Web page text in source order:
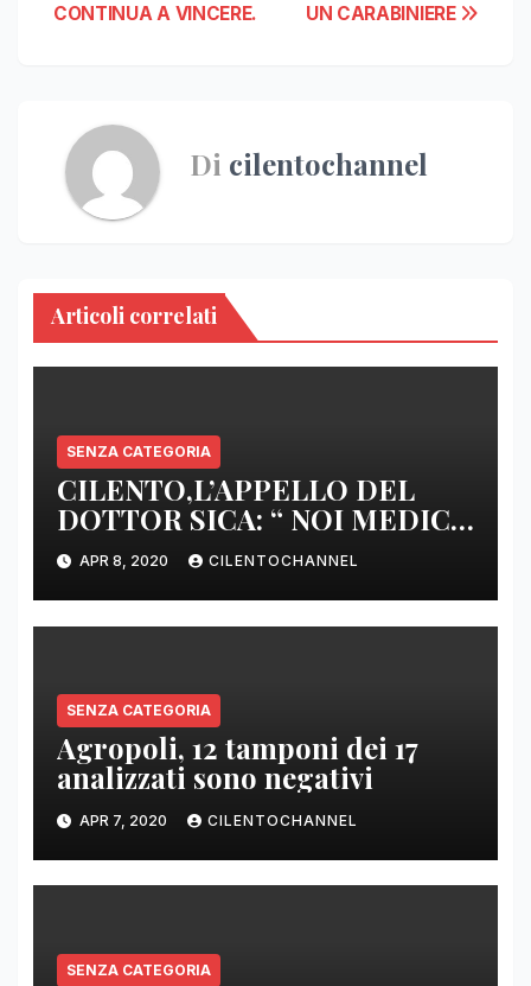
UN CARABINIERE
CONTINUA A VINCERE.
Di cilentochannel
Articoli correlati
SENZA CATEGORIA
CILENTO,L’APPELLO DEL
DOTTOR SICA: “ NOI MEDICI
DI BASE SIAMO SENZA ARMI
E SENZA PRESIDI”
APR 8, 2020 CILENTOCHANNEL
SENZA CATEGORIA
Agropoli, 12 tamponi dei 17
analizzati sono negativi
APR 7, 2020 CILENTOCHANNEL
SENZA CATEGORIA